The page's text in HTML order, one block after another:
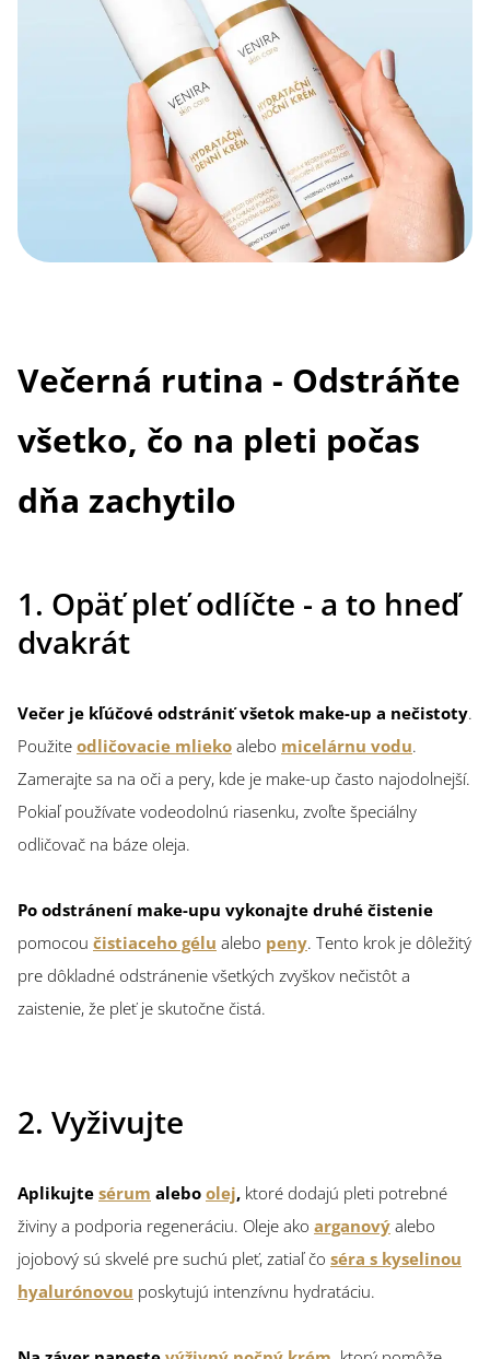
Večerná rutina - Odstráňte
všetko, čo na pleti počas
dňa zachytilo
1. Opäť pleť odlíčte - a to hneď
dvakrát
Večer je kľúčové odstrániť všetok make-up a nečistoty.
Použite odličovacie mlieko alebo micelárnu vodu.
Zamerajte sa na oči a pery, kde je make-up často najodolnejší.
Pokiaľ používate vodeodolnú riasenku, zvoľte špeciálny
odličovač na báze oleja.
Po odstránení make-upu vykonajte druhé čistenie
pomocou čistiaceho gélu alebo peny. Tento krok je dôležitý
pre dôkladné odstránenie všetkých zvyškov nečistôt a
zaistenie, že pleť je skutočne čistá.
2. Vyživujte
Aplikujte sérum alebo olej, ktoré dodajú pleti potrebné
živiny a podporia regeneráciu. Oleje ako arganový alebo
jojobový sú skvelé pre suchú pleť, zatiaľ čo séra s kyselinou
hyalurónovou poskytujú intenzívnu hydratáciu.